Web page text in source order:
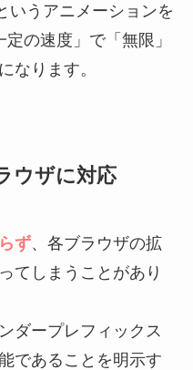
いうアニメーションを
の速度」で「無限」
なります。
ウザに対応
ず、各ブラウザの拡
てしまうことがあり
ダープレフィックス
であることを明示す